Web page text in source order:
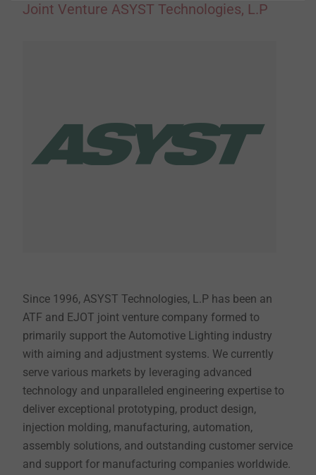
Joint Venture ASYST Technologies, L.P
Since 1996, ASYST Technologies, L.P has been an
ATF and EJOT joint venture company formed to
primarily support the Automotive Lighting industry
with aiming and adjustment systems. We currently
serve various markets by leveraging advanced
technology and unparalleled engineering expertise to
deliver exceptional prototyping, product design,
injection molding, manufacturing, automation,
assembly solutions, and outstanding customer service
and support for manufacturing companies worldwide.